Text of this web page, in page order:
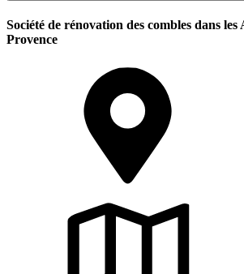
Société de rénovation des combles dans les
Provence